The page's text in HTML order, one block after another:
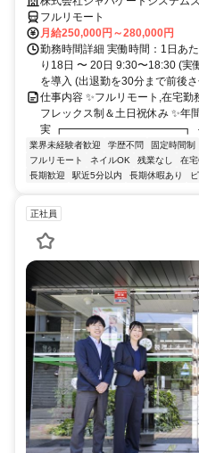
フルリモート
月給250,000円～280,000円
勤務時間詳細 実働時間：1日あ
り18日 〜 20日 9:30〜18:30 (
を導入 (出退勤を30分まで前後
仕事内容 ✨フルリモート,在宅勤
フレックス制＆土日祝休み ✨年
実 ┏━━━━━━━━━━━┓ ＜何
業界未経験者歓迎 学歴不問 固定時間制
フルリモート
ネイルOK 残業なし 在
長期歓迎
駅近5分以内 長期休暇あり
正社員